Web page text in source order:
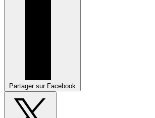
Partager sur Facebook